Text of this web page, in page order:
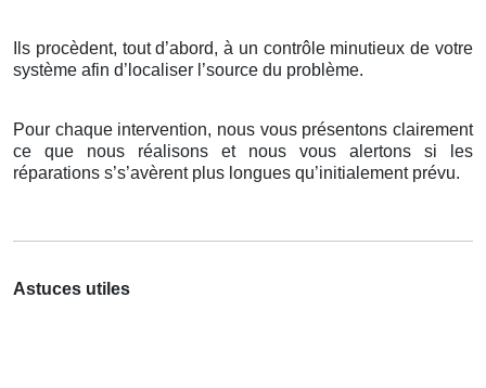
Ils procèdent, tout d’abord, à un contrôle minutieux de votre
système afin d’localiser l’source du problème.
Pour chaque intervention, nous vous présentons clairement
ce que nous réalisons et nous vous alertons si les
réparations s’s’avèrent plus longues qu’initialement prévu.
Astuces utiles